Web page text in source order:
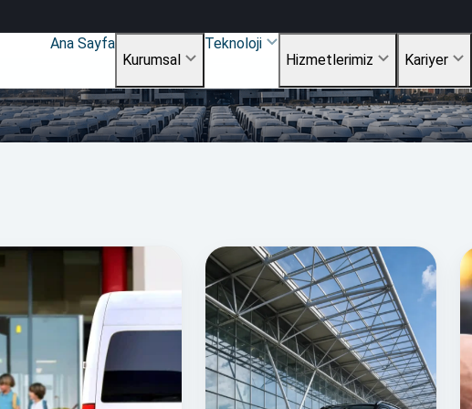
Ana Sayfa
Kurumsal
Teknoloji
Hizmetlerimiz
Kariyer